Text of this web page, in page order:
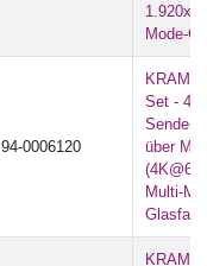
Mode-
94-0006120
Set - 4K
Sender
über
Multi-